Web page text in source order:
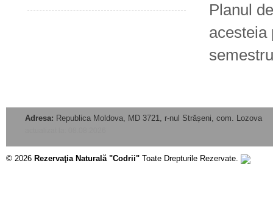
Planul
acesteia
Adresa: Republica Moldova, MD 3721, r-nul Strășeni, com. Lozova
© 2026 Rezervaţia Naturală "Codrii" Toate Drepturile Rezervate.